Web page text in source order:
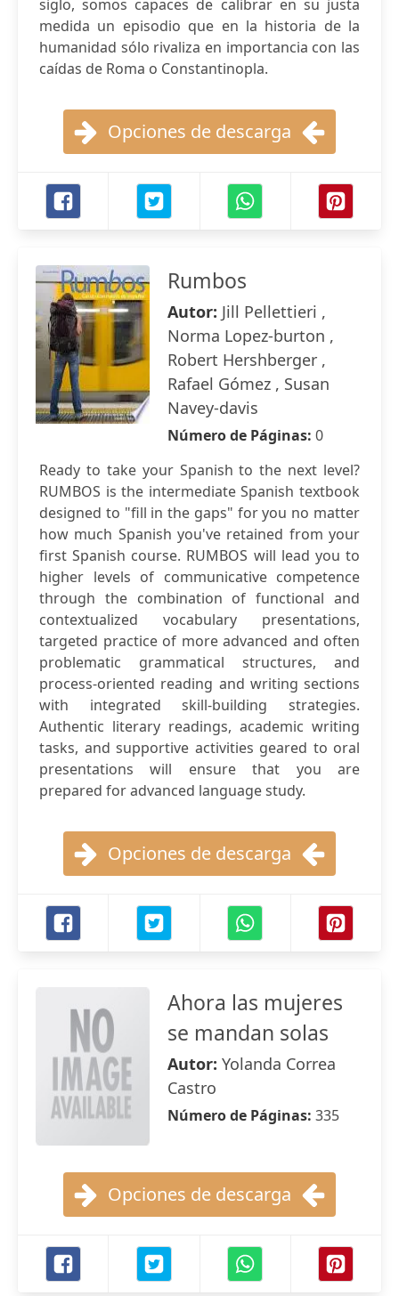
siglo, somos capaces de calibrar en su justa
medida un episodio que en la historia de la
humanidad sólo rivaliza en importancia con las
caídas de Roma o Constantinopla.
Opciones de descarga
Rumbos
Autor: Jill Pellettieri ,
Norma Lopez-burton ,
Robert Hershberger ,
Rafael Gómez , Susan
Navey-davis
Número de Páginas: 0
Ready to take your Spanish to the next level?
RUMBOS is the intermediate Spanish textbook
designed to "fill in the gaps" for you no matter
how much Spanish you've retained from your
first Spanish course. RUMBOS will lead you to
higher levels of communicative competence
through the combination of functional and
contextualized vocabulary presentations,
targeted practice of more advanced and often
problematic grammatical structures, and
process-oriented reading and writing sections
with integrated skill-building strategies.
Authentic literary readings, academic writing
tasks, and supportive activities geared to oral
presentations will ensure that you are
prepared for advanced language study.
Opciones de descarga
Ahora las mujeres
se mandan solas
Autor: Yolanda Correa
Castro
Número de Páginas: 335
Opciones de descarga